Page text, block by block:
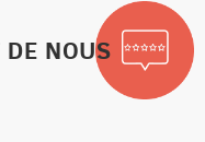
NOUS